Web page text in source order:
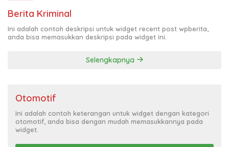
Berita Kriminal
Ini adalah contoh deskripsi untuk widget recent post wpberita,
anda bisa memasukkan deskripsi pada widget ini.
Selengkapnya
Otomotif
Ini adalah contoh keterangan untuk widget dengan kategori
otomotif, anda bisa dengan mudah memasukkannya pada
widget.